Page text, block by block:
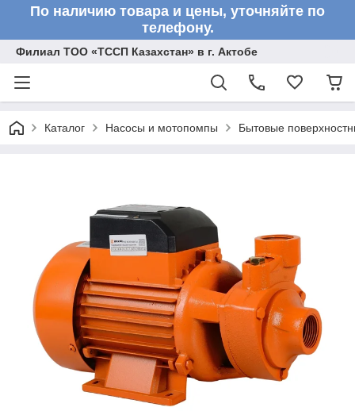
По наличию товара и цены, уточняйте по
телефону.
Филиал ТОО «ТССП Казахстан» в г. Актобе
Каталог Насосы и мотопомпы Бытовые